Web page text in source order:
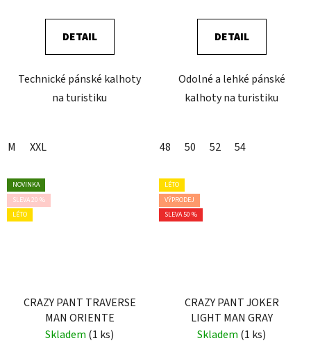
DETAIL
Technické pánské kalhoty
na turistiku
M XXL
DETAIL
Odolné a lehké pánské
kalhoty na turistiku
48 50 52 54
NOVINKA
SLEVA 20 %
LÉTO
CRAZY PANT TRAVERSE
MAN ORIENTE
Skladem (1 ks)
LÉTO
VÝPRODEJ
SLEVA 50 %
CRAZY PANT JOKER
LIGHT MAN GRAY
Skladem (1 ks)